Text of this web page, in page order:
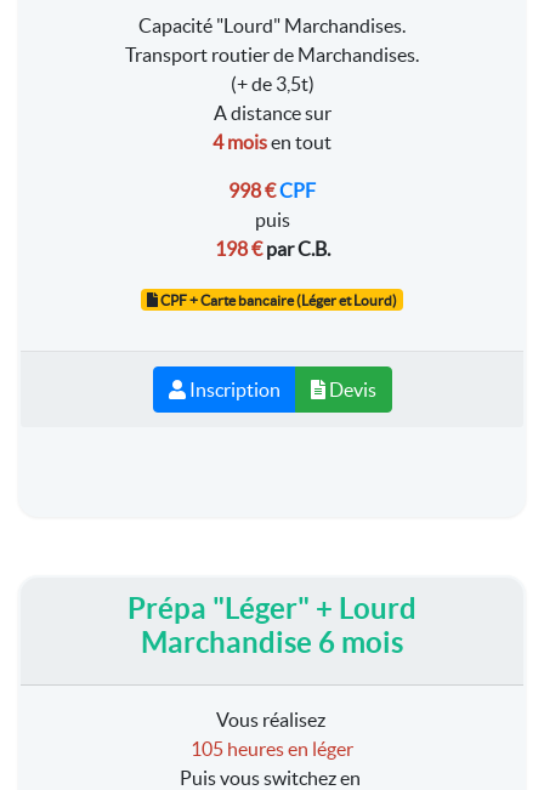
Capacité "Lourd" Marchandises.
Transport routier de Marchandises.
(+ de 3,5t)
A distance sur
4 moisen tout
998 €CPF
puis
198 €par C.B.
CPF + Carte bancaire (Léger et Lourd)
Inscription Devis
Prépa "Léger" + Lourd
Marchandise 6 mois
Vous réalisez
105 heures en léger
Puis vous switchez en